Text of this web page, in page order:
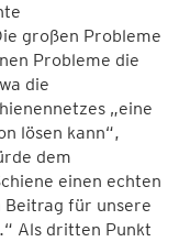
großen Probleme
Probleme die
die
„eine
lösen kann“,
dem
einen echten
Beitrag für unsere
Als dritten Punkt